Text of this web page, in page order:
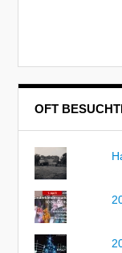
OFT